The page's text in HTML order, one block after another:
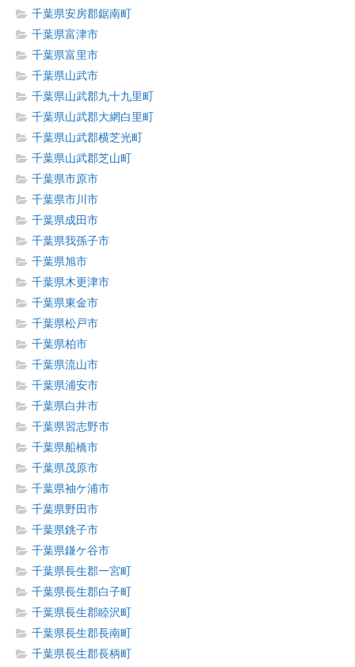
千葉県安房郡鋸南町
千葉県富津市
千葉県富里市
千葉県山武市
千葉県山武郡九十九里町
千葉県山武郡大網白里町
千葉県山武郡横芝光町
千葉県山武郡芝山町
千葉県市原市
千葉県市川市
千葉県成田市
千葉県我孫子市
千葉県旭市
千葉県木更津市
千葉県東金市
千葉県松戸市
千葉県柏市
千葉県流山市
千葉県浦安市
千葉県白井市
千葉県習志野市
千葉県船橋市
千葉県茂原市
千葉県袖ケ浦市
千葉県野田市
千葉県銚子市
千葉県鎌ケ谷市
千葉県長生郡一宮町
千葉県長生郡白子町
千葉県長生郡睦沢町
千葉県長生郡長南町
千葉県長生郡長柄町